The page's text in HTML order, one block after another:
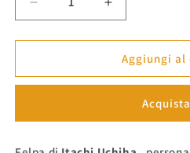
Diminuisci
quantità
per
Itachi
Naruto
Aumenta
quantità
per
Felpa
Itachi
Naruto
Aggiungi al